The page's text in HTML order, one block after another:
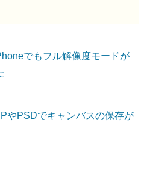
でもフル解像度モードが
やPSDでキャンバスの保存が